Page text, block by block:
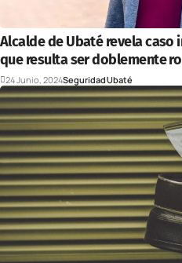
Alcalde de Ubaté revela
que resulta ser doblemente
24 Junio, 2024SeguridadUbaté